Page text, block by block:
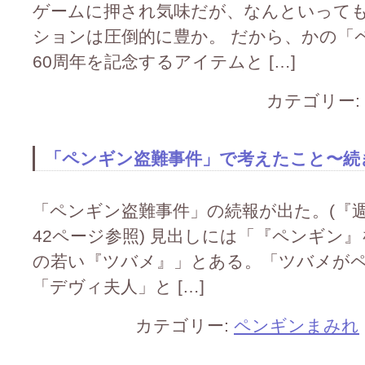
ゲームに押され気味だが、なんといって
ションは圧倒的に豊か。 だから、かの「
60周年を記念するアイテムと […]
カテゴリー:
「ペンギン盗難事件」で考えたこと〜続
「ペンギン盗難事件」の続報が出た。(『
42ページ参照) 見出しには「『ペンギン
の若い『ツバメ』」とある。「ツバメが
「デヴィ夫人」と […]
カテゴリー: ペンギンまみれ